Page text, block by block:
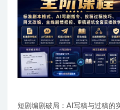
短剧编剧破局：AI写稿与过稿的